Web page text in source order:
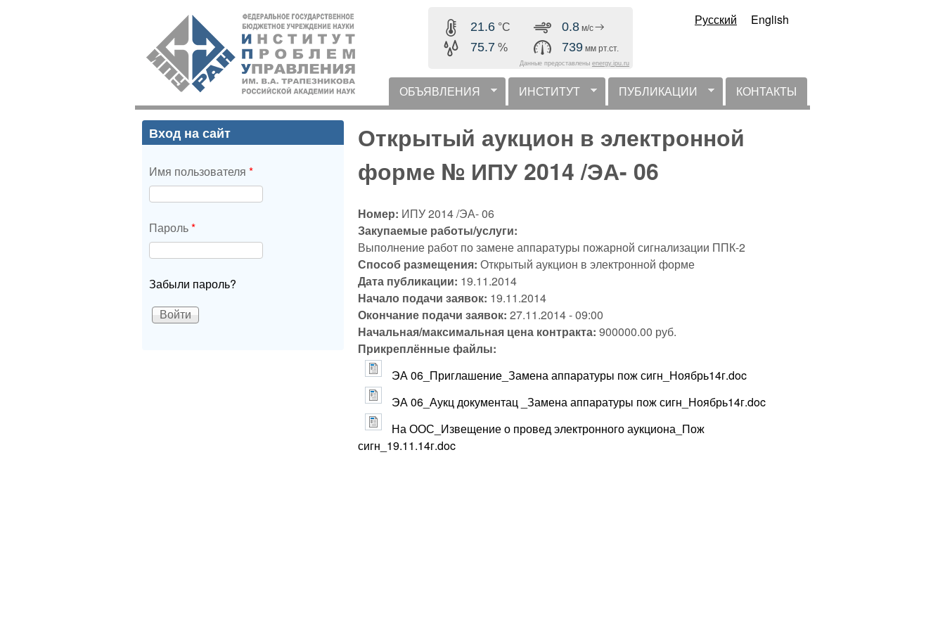
содержанию
ИПУ
РАН
21.6 °C
75.7 %
0.8 м/с
739 мм рт.ст.
Данные предоставлены energy.ipu.ru
Русский English
горизонтальное меню
ОБЪЯВЛЕНИЯ ИНСТИТУТ ПУБЛИКАЦИИ КОНТАКТЫ
Открытый аукцион в электронной
форме № ИПУ 2014 /ЭА- 06
Номер: ИПУ 2014 /ЭА- 06
Закупаемые работы/услуги:
Выполнение работ по замене аппаратуры пожарной сигнализации ППК-2
Способ размещения:Открытый аукцион в электронной форме
Дата публикации: 19.11.2014
Начало подачи заявок: 19.11.2014
Окончание подачи заявок:27.11.2014 - 09:00
Начальная/максимальная цена контракта:900000.00 руб.
Прикреплённые файлы:
ЭА 06_Приглашение_Замена аппаратуры пож сигн_Ноябрь14г.doc
ЭА 06_Аукц документац _Замена аппаратуры пож сигн_Ноябрь14г.doc
На ООС_Извещение о провед электронного аукциона_Пож
сигн_19.11.14г.doc
Вход на сайт
Имя пользователя *
Пароль*
Забыли пароль?